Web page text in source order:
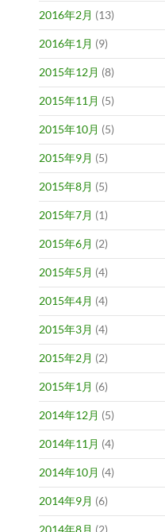
2016年2月 (13)
2016年1月 (9)
2015年12月 (8)
2015年11月 (5)
2015年10月 (5)
2015年9月 (5)
2015年8月 (5)
2015年7月 (1)
2015年6月 (2)
2015年5月 (4)
2015年4月 (4)
2015年3月 (4)
2015年2月 (2)
2015年1月 (6)
2014年12月 (5)
2014年11月 (4)
2014年10月 (4)
2014年9月 (6)
2014年8月 (2)